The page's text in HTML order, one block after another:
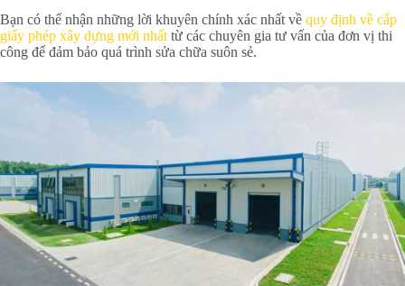
Bạn có thể nhận những lời khuyên chính xác nhất về quy định về cấp
giấy phép xây dựng mới nhất từ các chuyên gia tư vấn của đơn vị thi
công để đảm bảo quá trình sửa chữa suôn sẻ.